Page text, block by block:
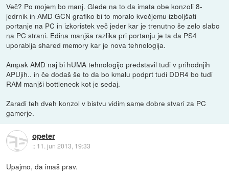
Več? Po mojem bo manj. Glede na to da imata obe konzoli 8-
jedrnik in AMD GCN grafiko bi to moralo kvečjemu izboljšati
portanje na PC in izkoristek več jeder kar je trenutno še zelo slabo
na PC strani. Edina manjša razlika pri portanju je ta da PS4
uporablja shared memory kar je nova tehnologija.
Ampak AMD naj bi hUMA tehnologijo predstavil tudi v prihodnjih
APUjih.. in če dodaš še to da bo kmalu podprt tudi DDR4 bo tudi
RAM manjši bottleneck kot je sedaj.
Zaradi teh dveh konzol v bistvu vidim same dobre stvari za PC
gamerje.
opeter
:: 11. jun 2013, 19:33
Upajmo, da imaš prav.